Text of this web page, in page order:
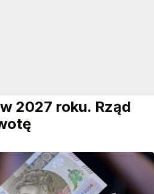
2027 roku. Rząd